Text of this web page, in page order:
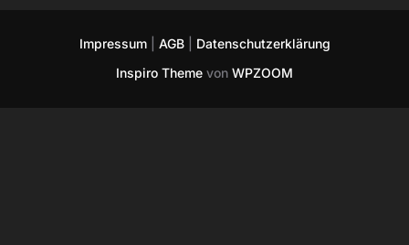
Impressum| AGB| Datenschutzerklärung
Inspiro Theme von WPZOOM